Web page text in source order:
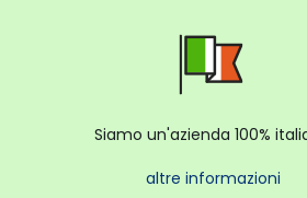
Siamo un'azienda 100%
altre informazioni